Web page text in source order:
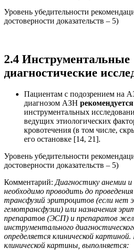
Уровень убедительности
достоверности доказательств – 5)
2.4 Инструментальные
диагностические
Пациентам с подозрением на
диагнозом АЗН рекомендуется
инструментальных
ведущих этиологических
кровотечения (в том числе,
его остановке [14, 21].
Уровень убедительности
достоверности доказательств – 5)
Комментарий: Диагностику анемии и
необходимо проводить до
трансфузий эритроцитов (если нет
гемотрансфузии) или назначения
препаратов (ЭСП) и препаратов
инструментального
определяется клинической
клинической картины, выполняется: